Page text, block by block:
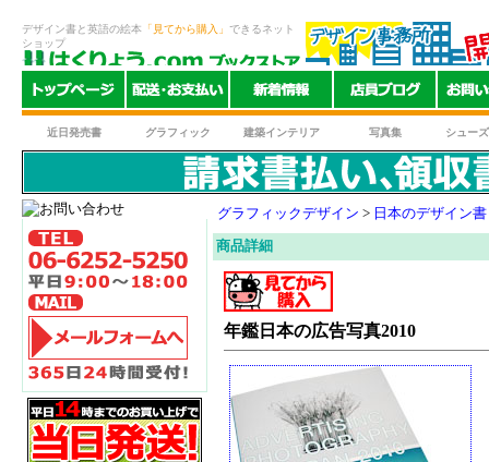
デザイン書と英語の絵本 「見てから購入」 できるネット
ショップ
近日発売書 グラフィック 建築インテリア 写真集 シュー
グラフィックデザイン > 日本のデザイン書
商品詳細
年鑑日本の広告写真2010